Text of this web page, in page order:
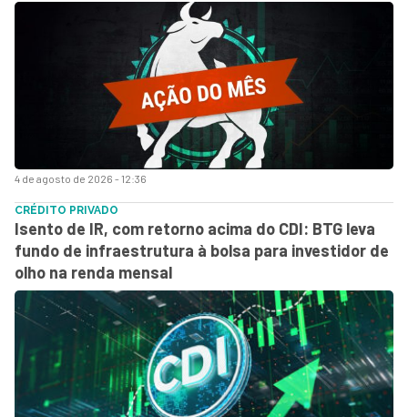
4 de agosto de 2026 - 12:36
CRÉDITO PRIVADO
Isento de IR, com retorno acima do CDI: BTG leva
fundo de infraestrutura à bolsa para investidor de
olho na renda mensal